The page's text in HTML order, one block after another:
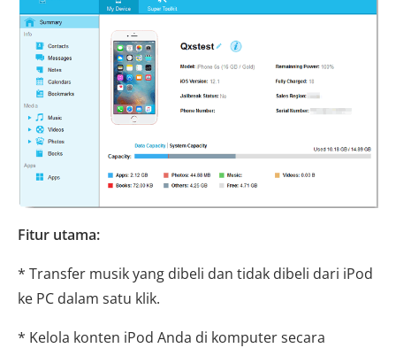
Fitur utama:
* Transfer musik yang dibeli dan tidak dibeli dari iPod
ke PC dalam satu klik.
* Kelola konten iPod Anda di komputer secara